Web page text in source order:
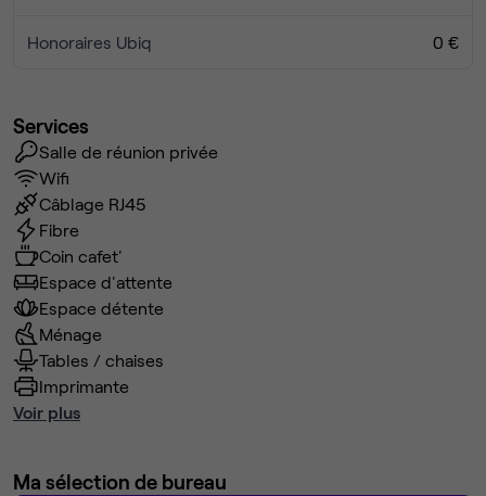
Honoraires Ubiq 0 €
Services
Salle de réunion privée
Wifi
Câblage RJ45
Fibre
Coin cafet'
Espace d'attente
Espace détente
Ménage
Tables / chaises
Imprimante
Voir plus
Ma sélection de bureau